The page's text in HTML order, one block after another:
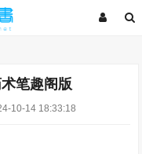
笔趣阁版
10-14 18:33:18